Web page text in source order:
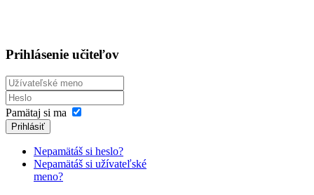
Prihlásenie učiteľov
Pamätaj si ma
Prihlásiť
Nepamätáš si heslo?
Nepamätáš si užívateľské
meno?